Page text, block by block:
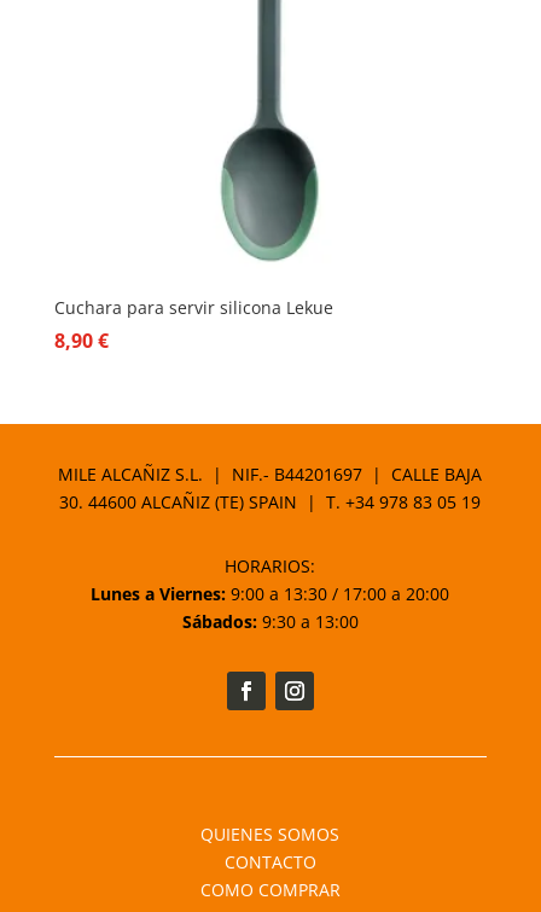
Cuchara para servir silicona Lekue
8,90€
MILE ALCAÑIZ S.L. | NIF.- B44201697 | CALLE BAJA
30. 44600 ALCAÑIZ (TE) SPAIN | T.+34 978 83 05 19
HORARIOS:
Lunes a Viernes: 9:00 a 13:30 / 17:00 a 20:00
Sábados:9:30 a 13:00
QUIENES SOMOS
CONTACTO
COMO COMPRAR